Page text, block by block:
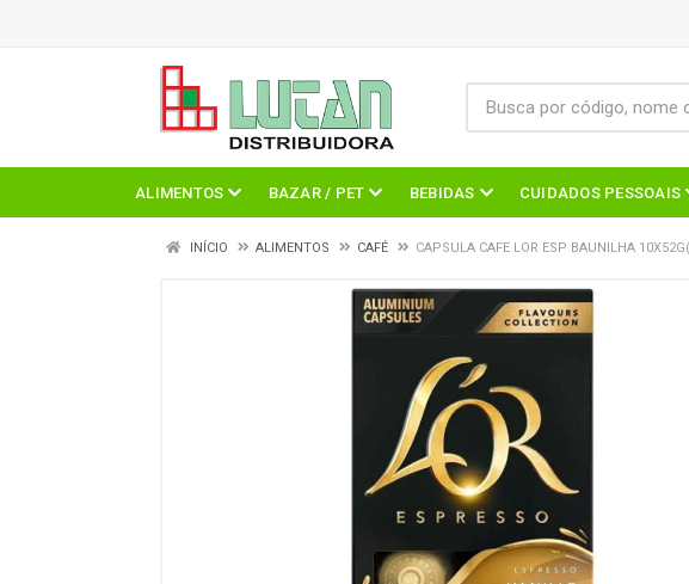
ALIMENTOS BAZAR / PET BEBIDAS CUIDADOS PESSOAIS
INÍCIO ALIMENTOS CAFÉ CAPSULA CAFE LOR ESP BAUNILHA